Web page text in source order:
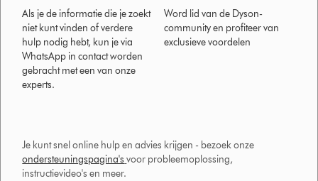
Als je de informatie die je zoekt
niet kunt vinden of verdere
hulp nodig hebt, kun je via
WhatsApp in contact worden
gebracht met een van onze
experts.
Word lid van de Dyson-
community en profiteer van
exclusieve voordelen
Je kunt snel online hulp en advies krijgen - bezoek onze
ondersteuningspagina's voor probleemoplossing,
instructievideo's en meer.